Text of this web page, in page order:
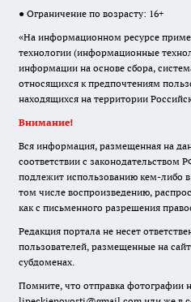
● Ограничение по возрасту: 16+
«На информационном ресурсе
технологии (информационные
информации на основе сбора,
относящихся к предпочтениям
находящихся на территории
Внимание!
Вся информация, размещенная на
соответствии с законодательством
подлежит использованию кем-либо
том числе воспроизведению,
как с письменного разрешения
Редакция портала не несет
пользователей, размещенные на
субдоменах.
Помните, что отправка фотографии